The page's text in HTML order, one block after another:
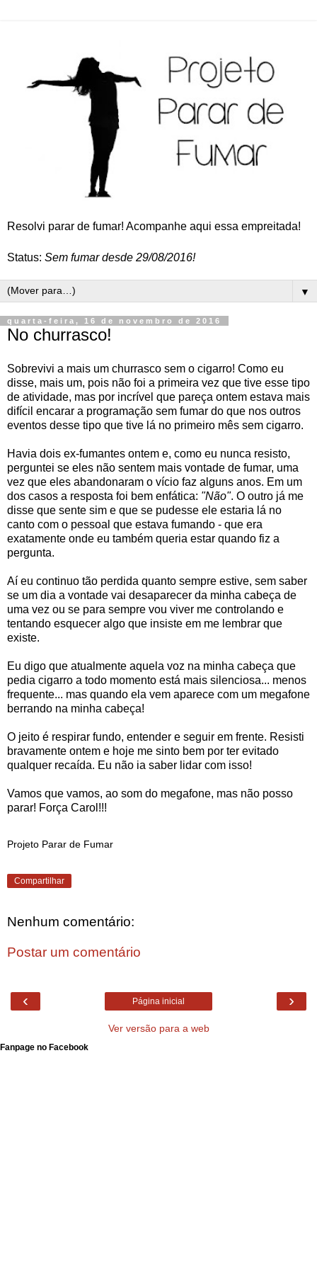
Resolvi parar de fumar! Acompanhe aqui essa empreitada!
Status: Sem fumar desde 29/08/2016!
▼
quarta-feira, 16 de novembro de 2016
No churrasco!
Sobrevivi a mais um churrasco sem o cigarro! Como eu
disse, mais um, pois não foi a primeira vez que tive esse tipo
de atividade, mas por incrível que pareça ontem estava mais
difícil encarar a programação sem fumar do que nos outros
eventos desse tipo que tive lá no primeiro mês sem cigarro.
Havia dois ex-fumantes ontem e, como eu nunca resisto,
perguntei se eles não sentem mais vontade de fumar, uma
vez que eles abandonaram o vício faz alguns anos. Em um
dos casos a resposta foi bem enfática: "Não". O outro já me
disse que sente sim e que se pudesse ele estaria lá no
canto com o pessoal que estava fumando - que era
exatamente onde eu também queria estar quando fiz a
pergunta.
Aí eu continuo tão perdida quanto sempre estive, sem saber
se um dia a vontade vai desaparecer da minha cabeça de
uma vez ou se para sempre vou viver me controlando e
tentando esquecer algo que insiste em me lembrar que
existe.
Eu digo que atualmente aquela voz na minha cabeça que
pedia cigarro a todo momento está mais silenciosa... menos
frequente... mas quando ela vem aparece com um megafone
berrando na minha cabeça!
O jeito é respirar fundo, entender e seguir em frente. Resisti
bravamente ontem e hoje me sinto bem por ter evitado
qualquer recaída. Eu não ia saber lidar com isso!
Vamos que vamos, ao som do megafone, mas não posso
parar! Força Carol!!!
Projeto Parar de Fumar
Compartilhar
Nenhum comentário:
Postar um comentário
‹ ›
Página inicial
Ver versão para a web
Fanpage no Facebook